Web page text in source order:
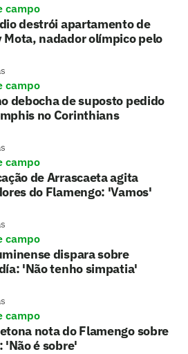
campo
destrói apartamento de
Mota, nadador olímpico pelo
campo
debocha de suposto pedido
no Corinthians
campo
de Arrascaeta agita
do Flamengo: 'Vamos'
campo
dispara sobre
'Não tenho simpatia'
campo
nota do Flamengo sobre
'Não é sobre'